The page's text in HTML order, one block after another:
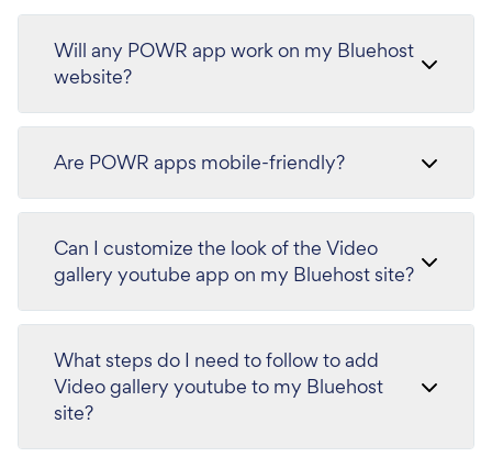
Will any POWR app work on my Bluehost
website?
Are POWR apps mobile-friendly?
Can I customize the look of the Video
gallery youtube app on my Bluehost site?
What steps do I need to follow to add
Video gallery youtube to my Bluehost
site?